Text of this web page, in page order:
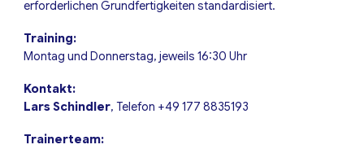
erforderlichen Grundfertigkeiten standardisiert.
Training:
Montag und Donnerstag, jeweils 16:30 Uhr
Kontakt:
Lars Schindler, Telefon +49 177 8835193
Trainerteam: